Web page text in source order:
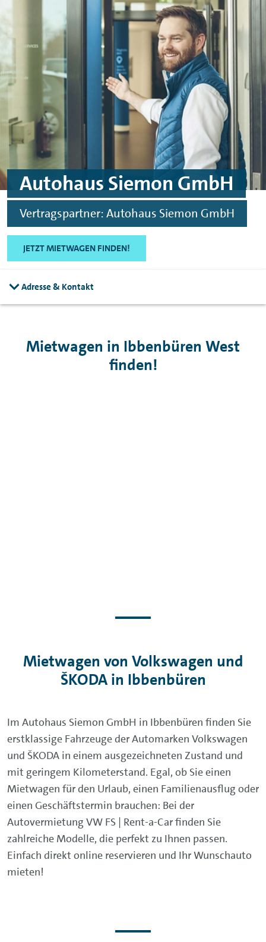
Skip to main content
Skip to footer
Autohaus Siemon GmbH
Vertragspartner: Autohaus Siemon GmbH
JETZT MIETWAGEN FINDEN!
Adresse & Kontakt
Mietwagen in Ibbenbüren West
finden!
Mietwagen von Volkswagen und
ŠKODA in Ibbenbüren
Im Autohaus Siemon GmbH in Ibbenbüren finden Sie
erstklassige Fahrzeuge der Automarken Volkswagen
und ŠKODA in einem ausgezeichneten Zustand und
mit geringem Kilometerstand. Egal, ob Sie einen
Mietwagen für den Urlaub, einen Familienausflug oder
einen Geschäftstermin brauchen: Bei der
Autovermietung VW FS | Rent-a-Car finden Sie
zahlreiche Modelle, die perfekt zu Ihnen passen.
Einfach direkt online reservieren und Ihr Wunschauto
mieten!